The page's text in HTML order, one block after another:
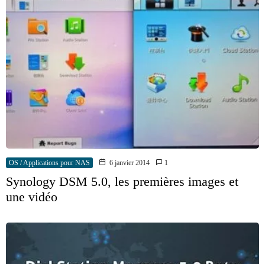
OS / Applications pour NAS 6 janvier 2014 1
Synology DSM 5.0, les premières images et
une vidéo